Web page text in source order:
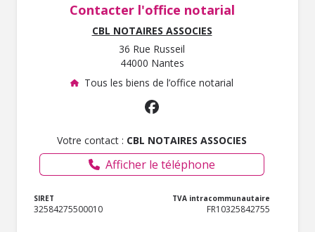
Contacter l'office notarial
CBL NOTAIRES ASSOCIES
36 Rue Russeil
44000 Nantes
Tous les biens de l’office notarial
Votre contact : CBL NOTAIRES ASSOCIES
Afficher le téléphone
SIRET
32584275500010
TVA intracommunautaire
FR10325842755